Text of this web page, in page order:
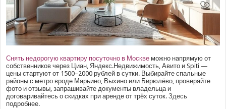
Снять недорогую квартиру посуточно в Москве можно напрямую от
собственников через Циан, Яндекс.Недвижимость, Авито и Spiti —
цены стартуют от 1500–2000 рублей в сутки. Выбирайте спальные
районы с метро вроде Марьино, Выхино или Бирюлёво, проверяйте
фото и отзывы, запрашивайте документы владельца и
договаривайтесь о скидках при аренде от трёх суток.Здесь
подробнее.